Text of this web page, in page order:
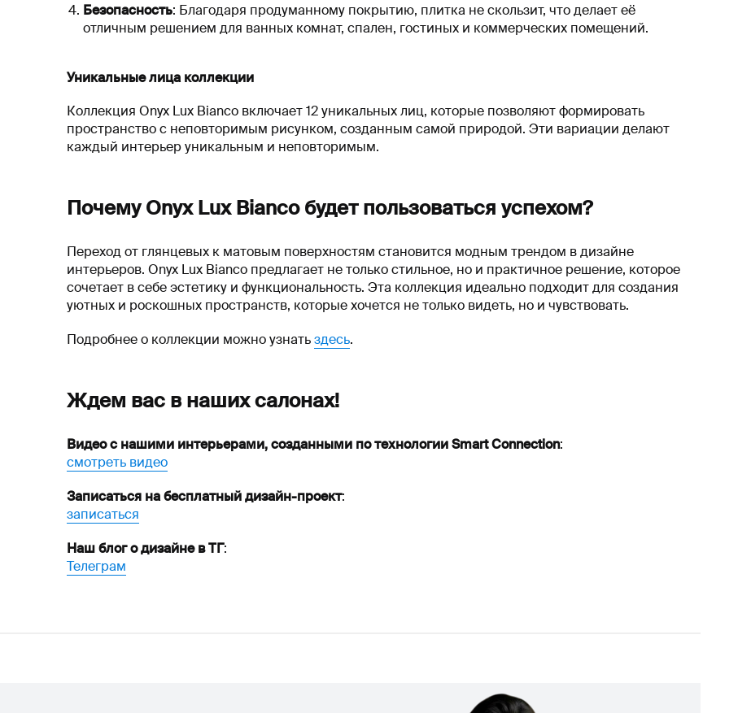
Безопасность: Благодаря продуманному покрытию, плитка не скользит, что делает её
отличным решением для ванных комнат, спален, гостиных и коммерческих помещений.
Уникальные лица коллекции
Коллекция Onyx Lux Bianco включает 12 уникальных лиц, которые позволяют формировать
пространство с неповторимым рисунком, созданным самой природой. Эти вариации делают
каждый интерьер уникальным и неповторимым.
Почему Onyx Lux Bianco будет пользоваться успехом?
Переход от глянцевых к матовым поверхностям становится модным трендом в дизайне
интерьеров. Onyx Lux Bianco предлагает не только стильное, но и практичное решение, которое
сочетает в себе эстетику и функциональность. Эта коллекция идеально подходит для создания
уютных и роскошных пространств, которые хочется не только видеть, но и чувствовать.
Подробнее о коллекции можно узнатьздесь.
Ждем вас в наших салонах!
Видео с нашими интерьерами, созданными по технологии Smart Connection:
смотреть видео
Записаться на бесплатный дизайн-проект:
записаться
Наш блог о дизайне в ТГ:
Телеграм